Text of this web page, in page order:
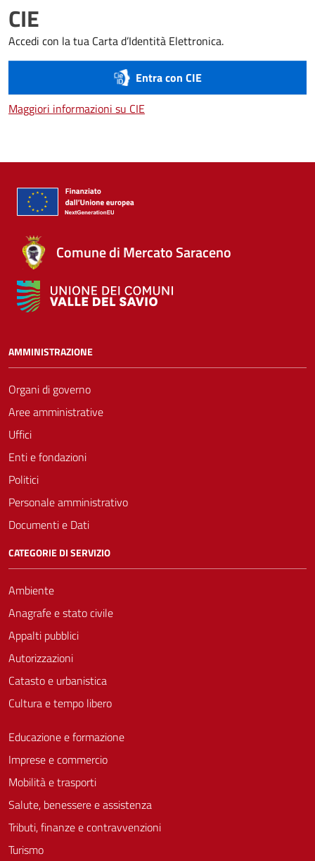
CIE
Accedi con la tua Carta d’Identità Elettronica.
Entra con CIE
Maggiori informazioni su CIEMaggiori informazioni su CIE
Comune di Mercato Saraceno
AMMINISTRAZIONE
Organi di governo
Aree amministrative
Uffici
Enti e fondazioni
Politici
Personale amministrativo
Documenti e Dati
CATEGORIE DI SERVIZIO
Ambiente
Anagrafe e stato civile
Appalti pubblici
Autorizzazioni
Catasto e urbanistica
Cultura e tempo libero
Educazione e formazione
Imprese e commercio
Mobilità e trasporti
Salute, benessere e assistenza
Tributi, finanze e contravvenzioni
Turismo